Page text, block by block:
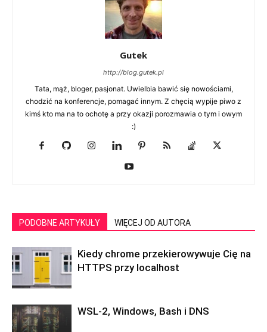
Gutek
http://blog.gutek.pl
Tata, mąż, bloger, pasjonat. Uwielbia bawić się nowościami,
chodzić na konferencje, pomagać innym. Z chęcią wypije piwo z
kimś kto ma na to ochotę a przy okazji porozmawia o tym i owym
:)
PODOBNE ARTYKUŁY WIĘCEJ OD AUTORA
Kiedy chrome przekierowywuje Cię na
HTTPS przy localhost
WSL-2, Windows, Bash i DNS